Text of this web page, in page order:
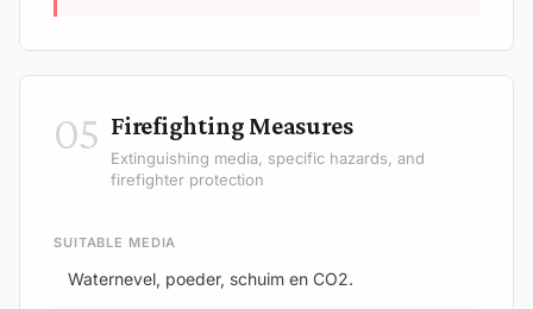
05 Firefighting Measures
Extinguishing media, specific hazards, and
firefighter protection
SUITABLE MEDIA
Waternevel, poeder, schuim en CO2.